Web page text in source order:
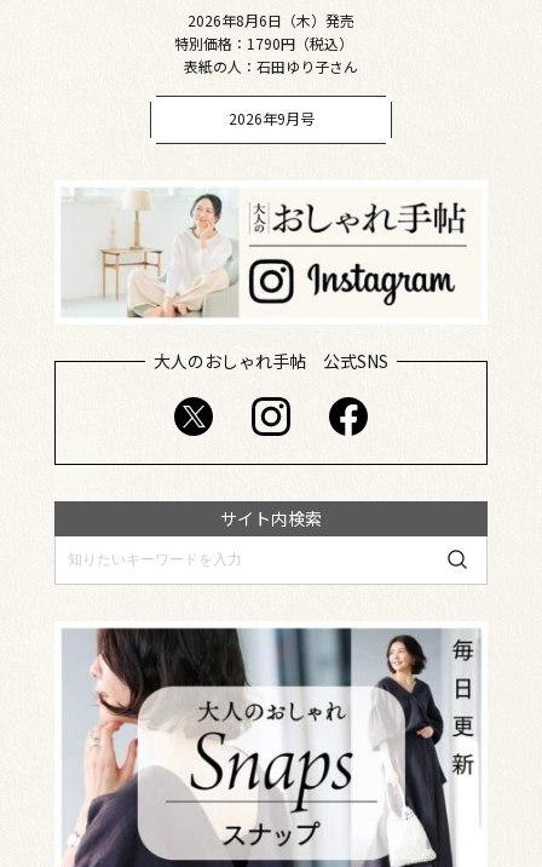
2026年8月6日（木）発売
特別価格：1790円（税込）
表紙の人：石田ゆり子さん
2026年9月号
大人のおしゃれ手帖 公式SNS
サイト内検索